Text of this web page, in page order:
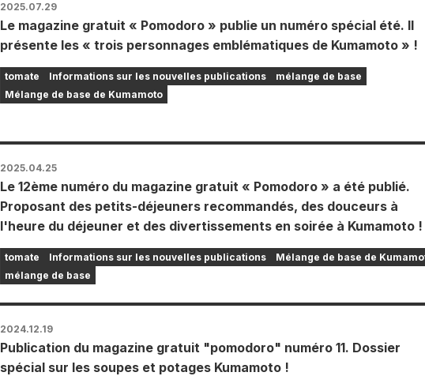
2025.07.29
Le magazine gratuit « Pomodoro » publie un numéro spécial été. Il
présente les « trois personnages emblématiques de Kumamoto » !
tomate Informations sur les nouvelles publications
mélange de base
Mélange de base de Kumamoto
2025.04.25
Le 12ème numéro du magazine gratuit « Pomodoro » a été publié.
Proposant des petits-déjeuners recommandés, des douceurs à
l'heure du déjeuner et des divertissements en soirée à Kumamoto !
tomate Informations sur les nouvelles publications
Mélange de base de
mélange de base
2024.12.19
Publication du magazine gratuit "pomodoro" numéro 11. Dossier
spécial sur les soupes et potages Kumamoto !